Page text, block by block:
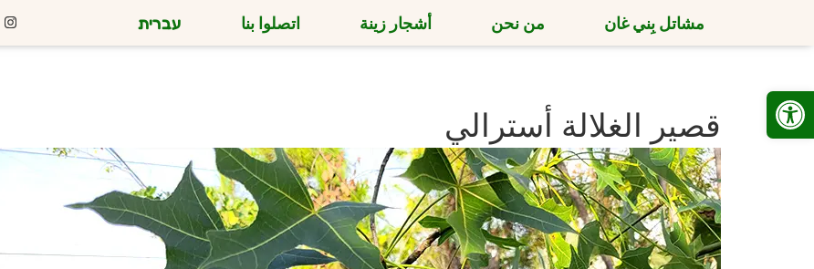
Open toolbar
مشاتل بِني غان من نحن أشجار زينة اتصلوا بنا עברית
قصير الغلالة أسترالي